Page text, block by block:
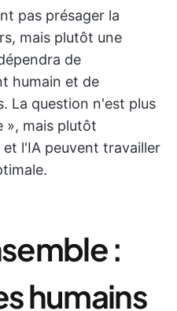
pas présager la
mais plutôt une
de
humain et de
La question n'est plus
», mais plutôt
l'IA peuvent travailler
:
humains